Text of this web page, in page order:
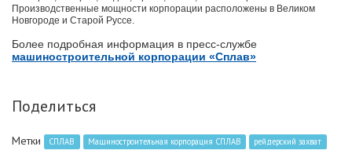
Производственные мощности корпорации расположены в Великом
Новгороде и Старой Руссе.
Более подробная информация в пресс-службе
машиностроительной корпорации «Сплав»
Поделиться
Метки СПЛАВ Машиностроительная корпорация СПЛАВ рейдерский захват